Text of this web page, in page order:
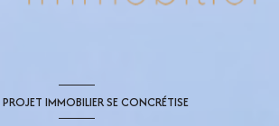
IMMOBILIER SE CONCRÉTISE